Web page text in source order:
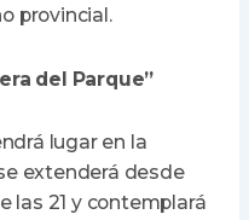
provincial.
del Parque”
lugar en la
extenderá desde
las 21 y contemplará